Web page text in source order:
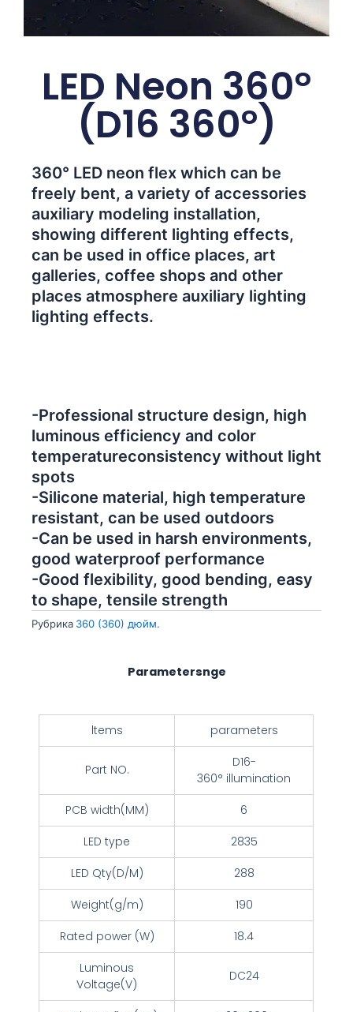
LED Neon 360°
(D16 360°)
360° LED neon flex which can be
freely bent, a variety of accessories
auxiliary modeling installation,
showing different lighting effects,
can be used in office places, art
galleries, coffee shops and other
places atmosphere auxiliary lighting
lighting effects.
-Professional structure design, high
luminous efficiency and color
temperatureconsistency without light
spots
-Silicone material, high temperature
resistant, can be used outdoors
-Can be used in harsh environments,
good waterproof performance
-Good flexibility, good bending, easy
to shape, tensile strength
Рубрика 360 (360) дюйм.
Parametersnge
ltems parameters
Part NO.
D16-
360° illumination
PCB width(MM)
6
LED type
2835
LED Qty(D/M)
288
Weight(g/m)
190
Rated power (W)
18.4
Luminous
Voltage(V)
DC24